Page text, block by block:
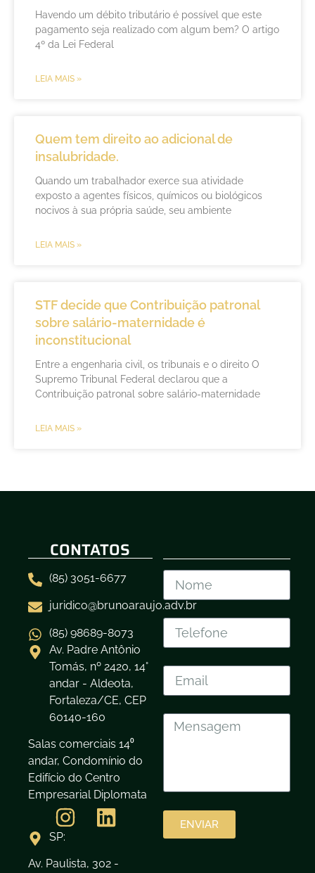
Havendo um débito tributário é possível que este
pagamento seja realizado com algum bem? O artigo
4º da Lei Federal
LEIA MAIS »
Quem tem direito ao adicional de
insalubridade.
Quando um trabalhador exerce sua atividade
exposto a agentes físicos, químicos ou biológicos
nocivos à sua própria saúde, seu ambiente
LEIA MAIS »
STF decide que Contribuição patronal
sobre salário-maternidade é
inconstitucional
Entre a engenharia civil, os tribunais e o direito O
Supremo Tribunal Federal declarou que a
Contribuição patronal sobre salário-maternidade
LEIA MAIS »
CONTATOS
(85) 3051-6677
juridico@brunoaraujo.adv.br
(85) 98689-8073
Av. Padre Antônio
Tomás, nº 2420, 14°
andar - Aldeota,
Fortaleza/CE, CEP
60140-160
Salas comerciais 14⁰
andar, Condomínio do
Edifício do Centro
Empresarial Diplomata
SP:
Av. Paulista, 302 -
ENVIAR